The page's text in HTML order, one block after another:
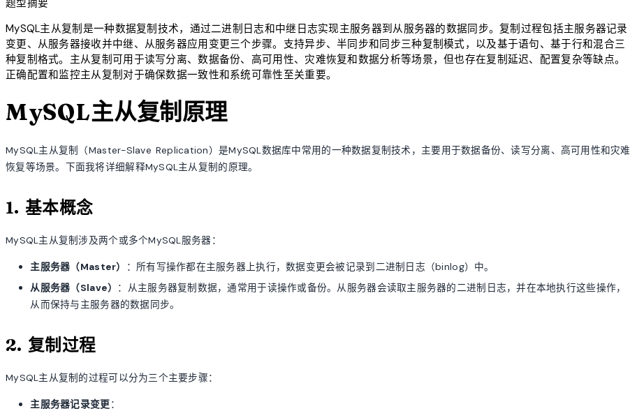
MySQL主从复制是一种数据复制技术，通过二进制日志和中继日志实现主服务器到从服务器的数据同步。复制过程包括主服务器记录
变更、从服务器接收并中继、从服务器应用变更三个步骤。支持异步、半同步和同步三种复制模式，以及基于语句、基于行和混合三
种复制格式。主从复制可用于读写分离、数据备份、高可用性、灾难恢复和数据分析等场景，但也存在复制延迟、配置复杂等缺点。
正确配置和监控主从复制对于确保数据一致性和系统可靠性至关重要。
MySQL主从复制原理
MySQL主从复制（Master-Slave Replication）是MySQL数据库中常用的一种数据复制技术，主要用于数据备份、读写分离、高可用性和灾难
恢复等场景。下面我将详细解释MySQL主从复制的原理。
1. 基本概念
MySQL主从复制涉及两个或多个MySQL服务器：
主服务器（Master）
：所有写操作都在主服务器上执行，数据变更会被记录到二进制日志（binlog）中。
从服务器（Slave） ：从主服务器复制数据，通常用于读操作或备份。从服务器会读取主服务器的二进制日志，并在本地执行这些操作，
从而保持与主服务器的数据同步。
2. 复制过程
MySQL主从复制的过程可以分为三个主要步骤：
主服务器记录变更：